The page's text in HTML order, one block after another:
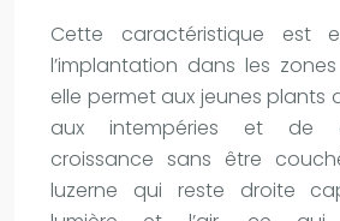
Cette caractéristique est
l’implantation dans les
elle permet aux jeunes plants
aux intempéries et de
croissance sans être
luzerne qui reste droite